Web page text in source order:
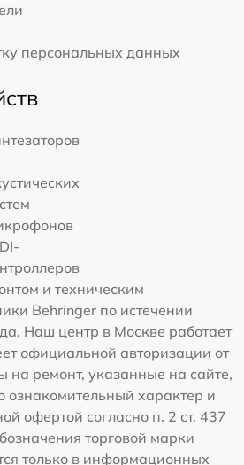
персональных данных
и техническим
Behringer по истечении
Наш центр в Москве работает
официальной авторизации от
на ремонт, указанные на сайте,
ознакомительный характер и
офертой согласно п. 2 ст. 437
торговой марки
только в информационных